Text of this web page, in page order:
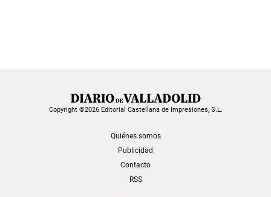
Copyright ©2026 Editorial Castellana de Impresiones, S.L.
Quiénes somos
Publicidad
Contacto
RSS